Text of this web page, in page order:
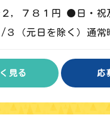
２，７８１円 ●日・祝
/３（元日を除く）通
見る 応